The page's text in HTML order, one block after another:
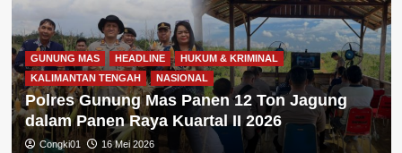
GUNUNG MAS HEADLINE
HUKUM & KRIMINAL
KALIMANTAN TENGAH
NASIONAL
Polres Gunung Mas Panen 12 Ton Jagung
dalam Panen Raya Kuartal II 2026
Congki01 16 Mei 2026